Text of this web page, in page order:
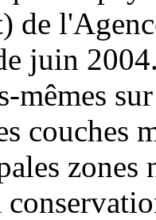
de
juin
mêmes
couches